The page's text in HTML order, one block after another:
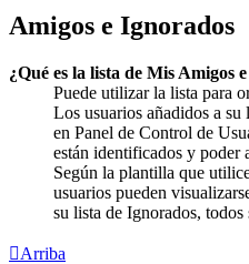
Amigos e Ignorados
¿Qué es la lista de Mis Amigos
Puede utilizar la lista para
Los usuarios añadidos a
en Panel de Control de
están identificados y poder
Según la plantilla que
usuarios pueden
su lista de Ignorados, todos
Arriba